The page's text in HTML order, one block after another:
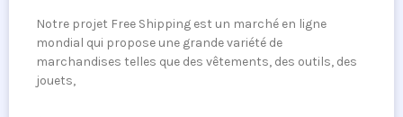
Notre projet Free Shipping est un marché en ligne
mondial qui propose une grande variété de
marchandises telles que des vêtements, des outils, des
jouets,